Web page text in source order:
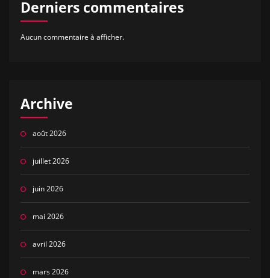
Derniers commentaires
Aucun commentaire à afficher.
Archive
août 2026
juillet 2026
juin 2026
mai 2026
avril 2026
mars 2026